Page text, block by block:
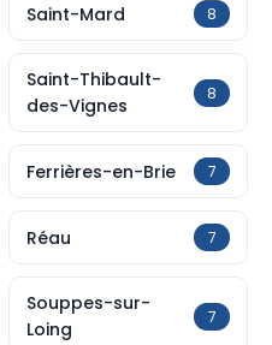
Saint-Mard 8
Saint-Thibault-
des-Vignes
8
Ferrières-en-Brie 7
Réau 7
Souppes-sur-
Loing
7